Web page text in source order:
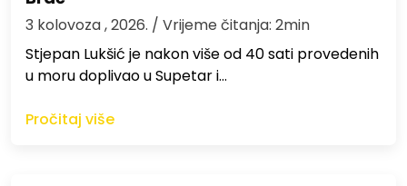
3 kolovoza , 2026. / Vrijeme čitanja: 2min
St​jepan Lukšić je nakon više od 40 sati provedenih
u moru doplivao u Supetar i…
Pročitaj više